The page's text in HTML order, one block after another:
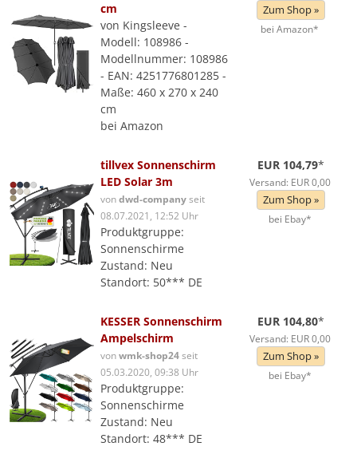
cm
von Kingsleeve -
Modell: 108986 -
Modellnummer: 108986
- EAN: 4251776801285 -
Maße: 460 x 270 x 240
cm
bei Amazon
Zum Shop »
bei Amazon*
tillvex Sonnenschirm
LED Solar 3m
vondwd-companyseit
08.07.2021, 12:52 Uhr
Produktgruppe:
Sonnenschirme
Zustand: Neu
Standort: 50*** DE
EUR 104,79*
Versand: EUR 0,00
Zum Shop »
bei Ebay*
KESSER Sonnenschirm
Ampelschirm
vonwmk-shop24seit
05.03.2020, 09:38 Uhr
Produktgruppe:
Sonnenschirme
Zustand: Neu
Standort: 48*** DE
EUR 104,80*
Versand: EUR 0,00
Zum Shop »
bei Ebay*